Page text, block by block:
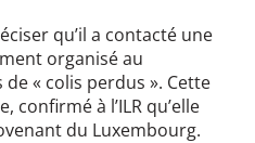
qu’il a contacté une
organisé au
« colis perdus ». Cette
confirmé à l’ILR qu’elle
du Luxembourg.